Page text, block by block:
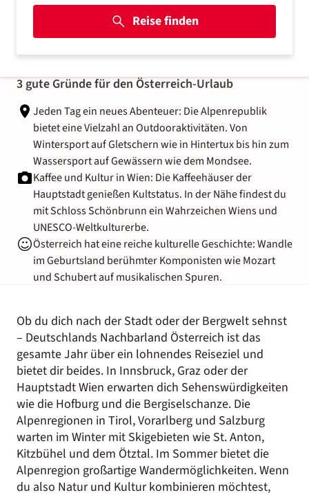
Reise finden
3 gute Gründe für den Österreich-Urlaub
Jeden Tag ein neues Abenteuer: Die Alpenrepublik
bietet eine Vielzahl an Outdooraktivitäten. Von
Wintersport auf Gletschern wie in Hintertux bis hin zum
Wassersport auf Gewässern wie dem Mondsee.
Kaffee und Kultur in Wien: Die Kaffeehäuser der
Hauptstadt genießen Kultstatus. In der Nähe findest du
mit Schloss Schönbrunn ein Wahrzeichen Wiens und
UNESCO-Weltkulturerbe.
Österreich hat eine reiche kulturelle Geschichte: Wandle
im Geburtsland berühmter Komponisten wie Mozart
und Schubert auf musikalischen Spuren.
Ob du dich nach der Stadt oder der Bergwelt sehnst
– Deutschlands Nachbarland Österreich ist das
gesamte Jahr über ein lohnendes Reiseziel und
bietet dir beides. In Innsbruck, Graz oder der
Hauptstadt Wien erwarten dich Sehenswürdigkeiten
wie die Hofburg und die Bergiselschanze. Die
Alpenregionen in Tirol, Vorarlberg und Salzburg
warten im Winter mit Skigebieten wie St. Anton,
Kitzbühel und dem Ötztal. Im Sommer bietet die
Alpenregion großartige Wandermöglichkeiten.Wenn
du also Natur und Kultur kombinieren möchtest,